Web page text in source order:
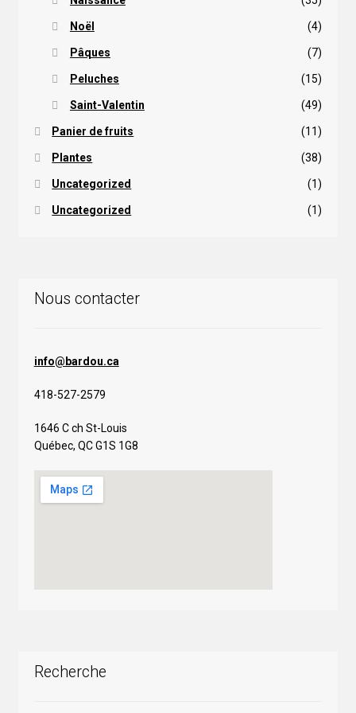
Noël (4)
Pâques (7)
Peluches (15)
Saint-Valentin (49)
Panier de fruits (11)
Plantes (38)
Uncategorized (1)
Uncategorized (1)
Nous contacter
info@bardou.ca
418-527-2579
1646 C ch St-Louis
Québec, QC G1S 1G8
Recherche